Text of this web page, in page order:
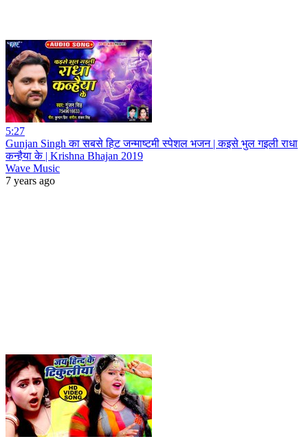
5:27
Gunjan Singh का सबसे हिट जन्माष्टमी स्पेशल भजन | कइसे भुल गइली राधा
कन्हैया के | Krishna Bhajan 2019
Wave Music
7 years ago